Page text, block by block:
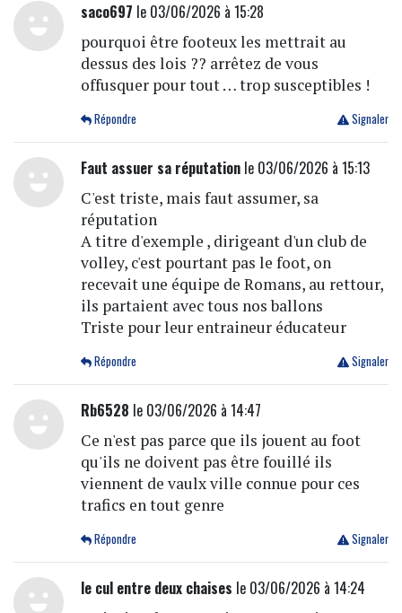
saco697 le 03/06/2026 à 15:28
pourquoi être footeux les mettrait au
dessus des lois ?? arrêtez de vous
offusquer pour tout … trop susceptibles !
Signaler
Répondre
Faut assuer sa réputationle 03/06/2026 à 15:13
C'est triste, mais faut assumer, sa
réputation
A titre d'exemple , dirigeant d'un club de
volley, c'est pourtant pas le foot, on
recevait une équipe de Romans, au rettour,
ils partaient avec tous nos ballons
Triste pour leur entraineur éducateur
Signaler
Répondre
Rb6528 le 03/06/2026 à 14:47
Ce n'est pas parce que ils jouent au foot
qu'ils ne doivent pas être fouillé ils
viennent de vaulx ville connue pour ces
trafics en tout genre
Signaler
Répondre
le cul entre deux chaises le 03/06/2026 à 14:24